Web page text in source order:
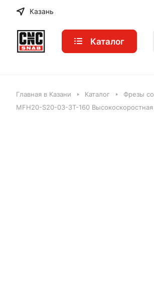
Казань
Каталог
Главная в Казани Каталог Фрезы
MFH20-S20-03-3T-160